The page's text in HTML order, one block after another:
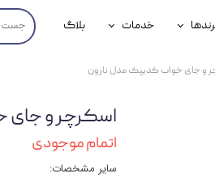
جوسرا
خدمات
خدمات آنلاین دامپزشکی
بلاگ
و جای خواب کدیپک مدل نارون
اسکرچر و جای
اتمام موجودی
سایر مشخصات: